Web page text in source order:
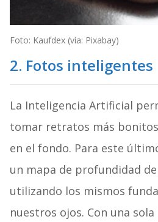
Foto: Kaufdex (vía: Pixabay)
2. Fotos inteligentes
La Inteligencia Artificial
tomar retratos más
en el fondo. Para este
un mapa de profundidad de
utilizando los mismos
nuestros ojos. Con una